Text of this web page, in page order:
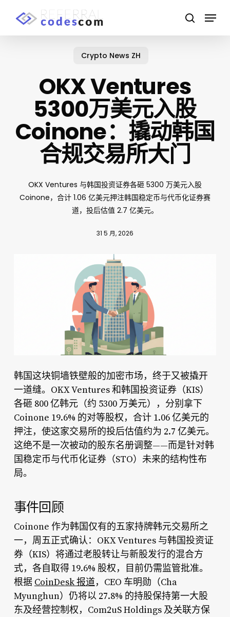
search
Menu
Crypto News ZH
OKX Ventures
5300万美元入股
Coinone：撬动韩国
合规交易所大门
OKX Ventures 与韩国投资证券各砸 5300 万美元入股
Coinone，合计 1.06 亿美元押注韩国稳定币与代币化证券赛
道，投后估值 2.7 亿美元。
31 5 月, 2026
韩国这块铜墙铁壁般的加密市场，终于又被撬开
一道缝。OKX Ventures 和韩国投资证券（KIS）
各砸 800 亿韩元（约 5300 万美元），分别拿下
Coinone 19.6% 的对等股权，合计 1.06 亿美元的
押注，使这家交易所的投后估值约为 2.7 亿美元。
这绝不是一次被动的股东名册调整——而是针对韩
国稳定币与代币化证券（STO）未来的结构性布
局。
事件回顾
Coinone 作为韩国仅有的五家持牌韩元交易所之
一，周五正式确认：OKX Ventures 与韩国投资证
券（KIS）将通过老股转让与新股发行的混合方
式，各自取得 19.6% 股权，目前仍需监管批准。
根据 CoinDesk 报道，CEO 车明勋（Cha
Myunghun）仍将以 27.8% 的持股保持第一大股
东及经营控制权，Com2uS Holdings 及关联方保